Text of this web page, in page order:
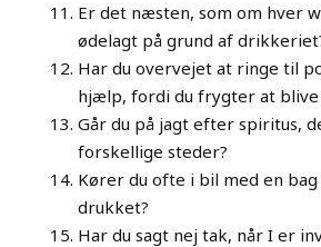
Er det næsten, som om hver
ødelagt på grund af
Har du overvejet at ringe til
hjælp, fordi du frygter at blive
Går du på jagt efter spiritus,
forskellige steder?
Kører du ofte i bil med en
drukket?
Har du sagt nej tak, når I er